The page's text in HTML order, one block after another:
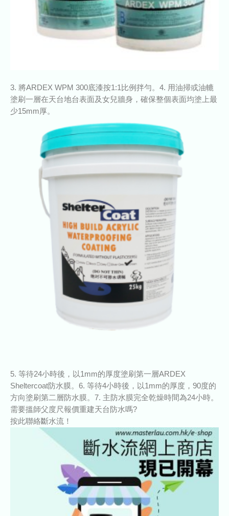
3. 將ARDEX WPM 300底漆按1:1比例拌勻。4. 用油掃或油轆
塗刷一層在天台地台表面及女兒牆身，確保整個表面均塗上最
少15mm厚。
5. 等待24小時後，以1mm的厚度塗刷第一層ARDEX
Sheltercoat防水膜。6. 等待4小時後，以1mm的厚度，90度的
方向塗刷第二層防水膜。7. 主防水膜完全乾燥時間為24小時。
需要搵師父度尺報價重建天台防水嗎?
按此聯絡斷水流！